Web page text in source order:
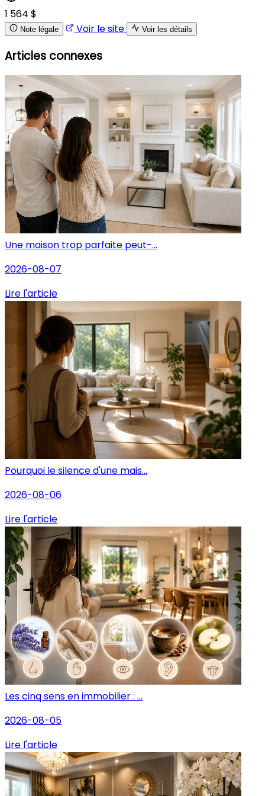
1 564 $
Note légale Voir le site Voir les détails
Articles connexes
Une maison trop parfaite peut-...
2026-08-07
Lire l'article
Pourquoi le silence d'une mais...
2026-08-06
Lire l'article
Les cinq sens en immobilier : ...
2026-08-05
Lire l'article